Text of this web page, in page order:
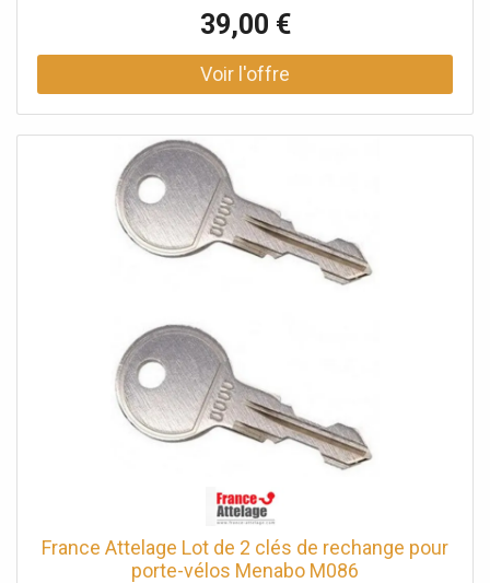
39,00 €
France Attelage Lot de 2 clés de rechange pour
porte-vélos Menabo M086